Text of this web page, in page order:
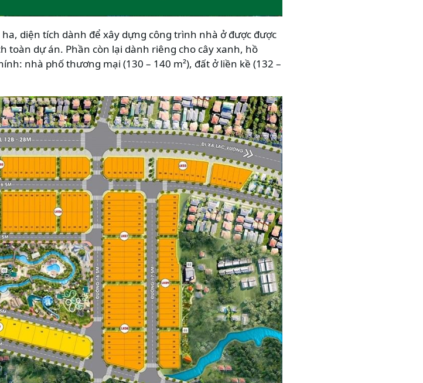
diện tích dành để xây dựng công trình nhà ở được được
toàn dự án. Phần còn lại dành riêng cho cây xanh, hồ
nhà phố thương mại (130 – 140 m²), đất ở liền kề (132 –